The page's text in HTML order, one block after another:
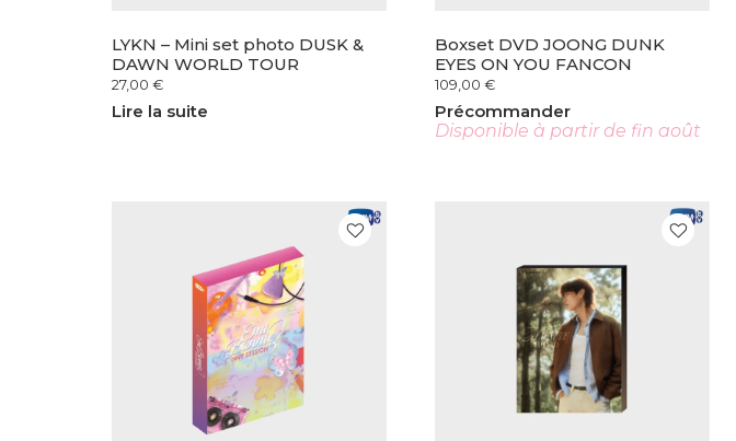
LYKN – Mini set photo DUSK &
DAWN WORLD TOUR
27,00 €
Lire la suite
Boxset DVD JOONG DUNK
EYES ON YOU FANCON
109,00 €
Précommander
Disponible à partir de fin août